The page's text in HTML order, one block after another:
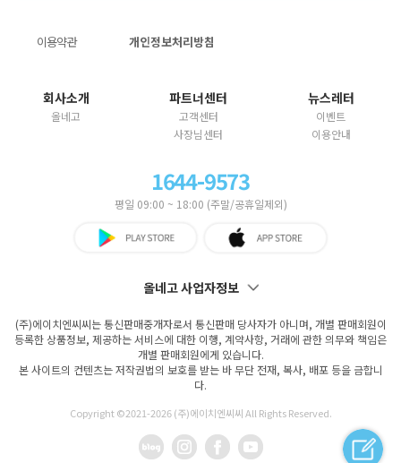
이용약관 개인정보처리방침
회사소개
올네고
파트너센터
고객센터
사장님센터
뉴스레터
이벤트
이용안내
1644-9573
평일 09:00 ~ 18:00 (주말/공휴일제외)
올네고 사업자정보
(주)에이치엔씨씨는 통신판매중개자로서 통신판매 당사자가 아니며, 개별 판매회원이
등록한 상품정보, 제공하는 서비스에 대한 이행, 계약사항, 거래에 관한 의무와 책임은
개별 판매회원에게 있습니다.
본 사이트의 컨텐츠는 저작권법의 보호를 받는 바 무단 전재, 복사, 배포 등을 금합니
다.
Copyright ©2021-2026 (주)에이치엔씨씨 All Rights Reserved.